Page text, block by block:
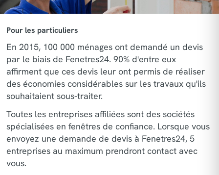
Pour les particuliers
En 2015, 100 000 ménages ont demandé un devis
par le biais de Fenetres24. 90% d'entre eux
affirment que ces devis leur ont permis de réaliser
des économies considérables sur les travaux qu'ils
souhaitaient sous-traiter.
Toutes les entreprises affiliées sont des sociétés
spécialisées en fenêtres de confiance. Lorsque vous
envoyez une demande de devis à Fenetres24, 5
entreprises au maximum prendront contact avec
vous.